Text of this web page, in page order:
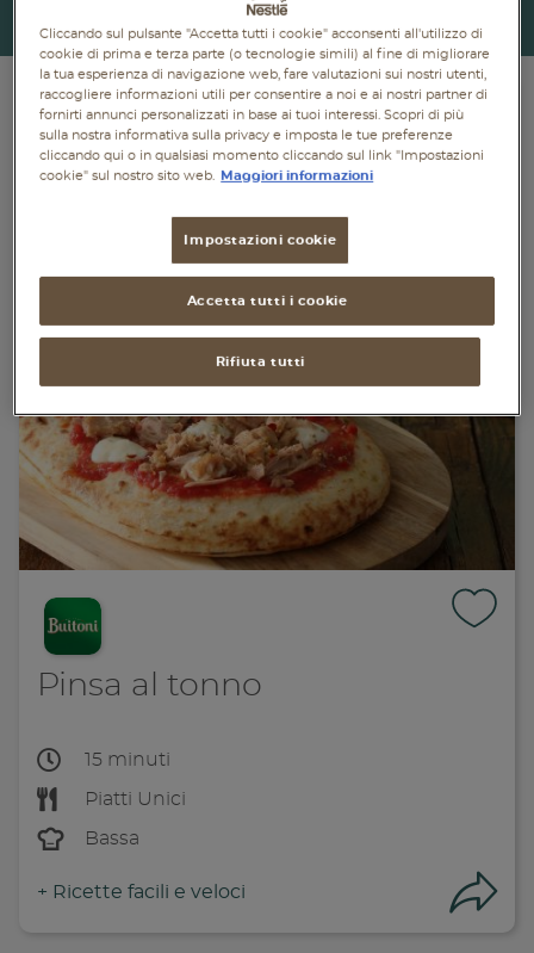
Piatti unici
Dolci
Bevande
Vegetariane
Torna indietro
Pinsa al tonno
15 minuti
Piatti Unici
Bassa
+ Ricette facili e veloci
Cliccando sul pulsante "Accetta tutti i cookie" acconsenti all'utilizzo di
cookie di prima e terza parte (o tecnologie simili) al fine di migliorare
la tua esperienza di navigazione web, fare valutazioni sui nostri utenti,
raccogliere informazioni utili per consentire a noi e ai nostri partner di
fornirti annunci personalizzati in base ai tuoi interessi. Scopri di più
sulla nostra informativa sulla privacy e imposta le tue preferenze
cliccando qui o in qualsiasi momento cliccando sul link "Impostazioni
cookie" sul nostro sito web.
Maggiori informazioni
Impostazioni cookie
Rifiuta tutti
Accetta tutti i cookie